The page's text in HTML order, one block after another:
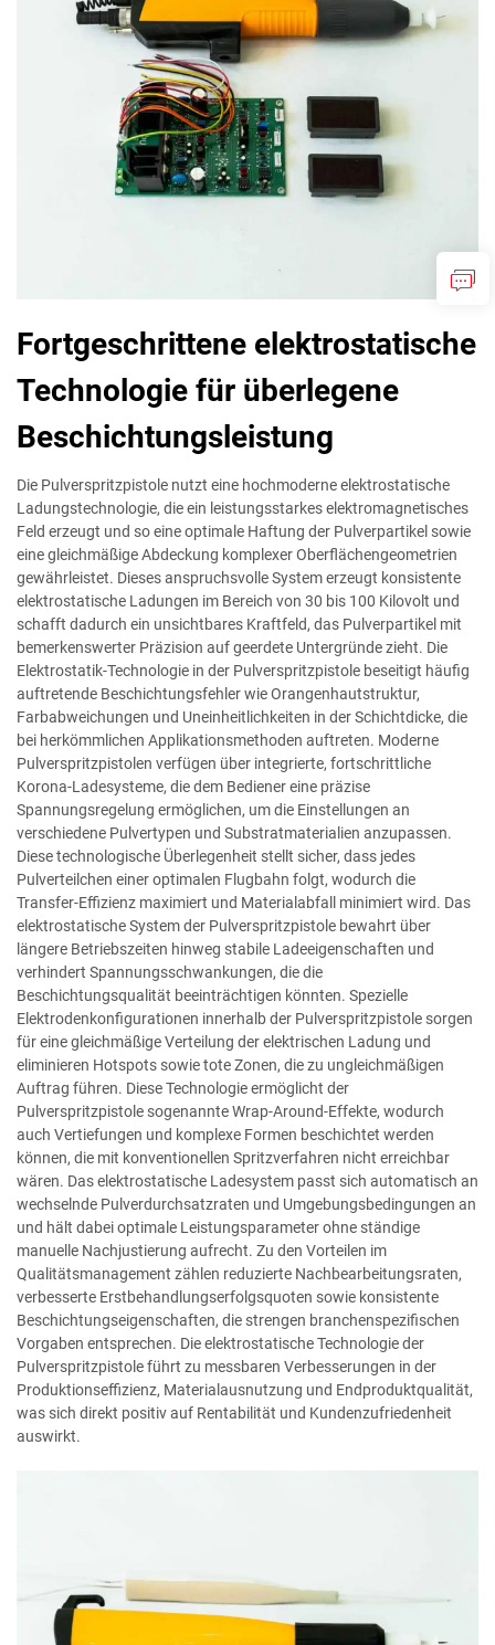
Fortgeschrittene elektrostatische
Technologie für überlegene
Beschichtungsleistung
Die Pulverspritzpistole nutzt eine hochmoderne elektrostatische
Ladungstechnologie, die ein leistungsstarkes elektromagnetisches
Feld erzeugt und so eine optimale Haftung der Pulverpartikel sowie
eine gleichmäßige Abdeckung komplexer Oberflächengeometrien
gewährleistet. Dieses anspruchsvolle System erzeugt konsistente
elektrostatische Ladungen im Bereich von 30 bis 100 Kilovolt und
schafft dadurch ein unsichtbares Kraftfeld, das Pulverpartikel mit
bemerkenswerter Präzision auf geerdete Untergründe zieht. Die
Elektrostatik-Technologie in der Pulverspritzpistole beseitigt häufig
auftretende Beschichtungsfehler wie Orangenhautstruktur,
Farbabweichungen und Uneinheitlichkeiten in der Schichtdicke, die
bei herkömmlichen Applikationsmethoden auftreten. Moderne
Pulverspritzpistolen verfügen über integrierte, fortschrittliche
Korona-Ladesysteme, die dem Bediener eine präzise
Spannungsregelung ermöglichen, um die Einstellungen an
verschiedene Pulvertypen und Substratmaterialien anzupassen.
Diese technologische Überlegenheit stellt sicher, dass jedes
Pulverteilchen einer optimalen Flugbahn folgt, wodurch die
Transfer-Effizienz maximiert und Materialabfall minimiert wird. Das
elektrostatische System der Pulverspritzpistole bewahrt über
längere Betriebszeiten hinweg stabile Ladeeigenschaften und
verhindert Spannungsschwankungen, die die
Beschichtungsqualität beeinträchtigen könnten. Spezielle
Elektrodenkonfigurationen innerhalb der Pulverspritzpistole sorgen
für eine gleichmäßige Verteilung der elektrischen Ladung und
eliminieren Hotspots sowie tote Zonen, die zu ungleichmäßigen
Auftrag führen. Diese Technologie ermöglicht der
Pulverspritzpistole sogenannte Wrap-Around-Effekte, wodurch
auch Vertiefungen und komplexe Formen beschichtet werden
können, die mit konventionellen Spritzverfahren nicht erreichbar
wären. Das elektrostatische Ladesystem passt sich automatisch an
wechselnde Pulverdurchsatzraten und Umgebungsbedingungen an
und hält dabei optimale Leistungsparameter ohne ständige
manuelle Nachjustierung aufrecht. Zu den Vorteilen im
Qualitätsmanagement zählen reduzierte Nachbearbeitungsraten,
verbesserte Erstbehandlungserfolgsquoten sowie konsistente
Beschichtungseigenschaften, die strengen branchenspezifischen
Vorgaben entsprechen. Die elektrostatische Technologie der
Pulverspritzpistole führt zu messbaren Verbesserungen in der
Produktionseffizienz, Materialausnutzung und Endproduktqualität,
was sich direkt positiv auf Rentabilität und Kundenzufriedenheit
auswirkt.